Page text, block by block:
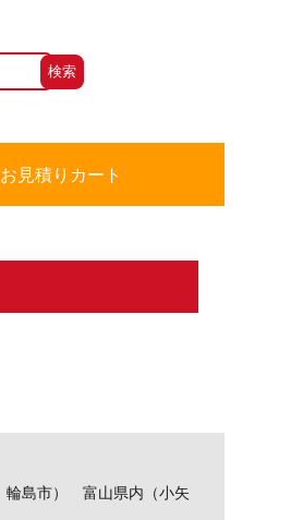
お見積りカート
輪島市） 富山県内（小矢